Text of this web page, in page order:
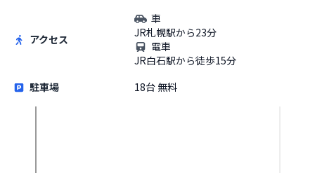
アクセス
車
JR札幌駅から23分
電車
JR白石駅から徒歩15分
駐車場
18台 無料